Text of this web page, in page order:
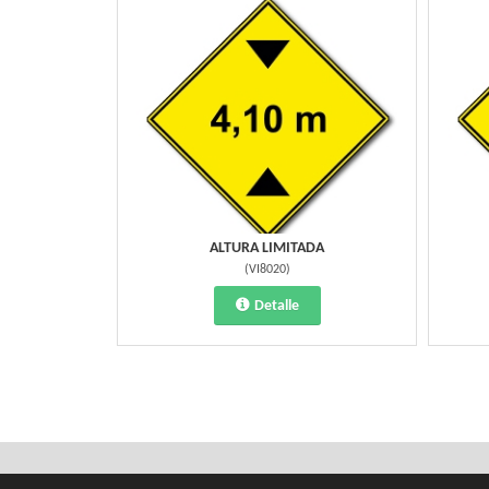
ALTURA LIMITADA
(VI8020)
Detalle